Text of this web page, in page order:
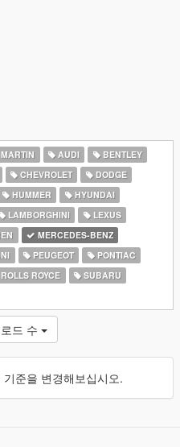
AUDI
BENTLEY
CHEVROLET
DODGE
HUMMER
HYUNDAI
LAMBORGHINI
LEXUS
MERCEDES-BENZ
PEUGEOT
PONTIAC
ROYCE
SUBARU
드 수
준을 변경해보십시오.